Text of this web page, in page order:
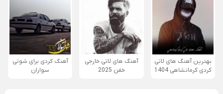
بهترین آهنگ های لاتی
کردی کرمانشاهی 1404
آهنگ های لاتی خارجی
خفن 2025
آهنگ کردی برای شوتی
سواران